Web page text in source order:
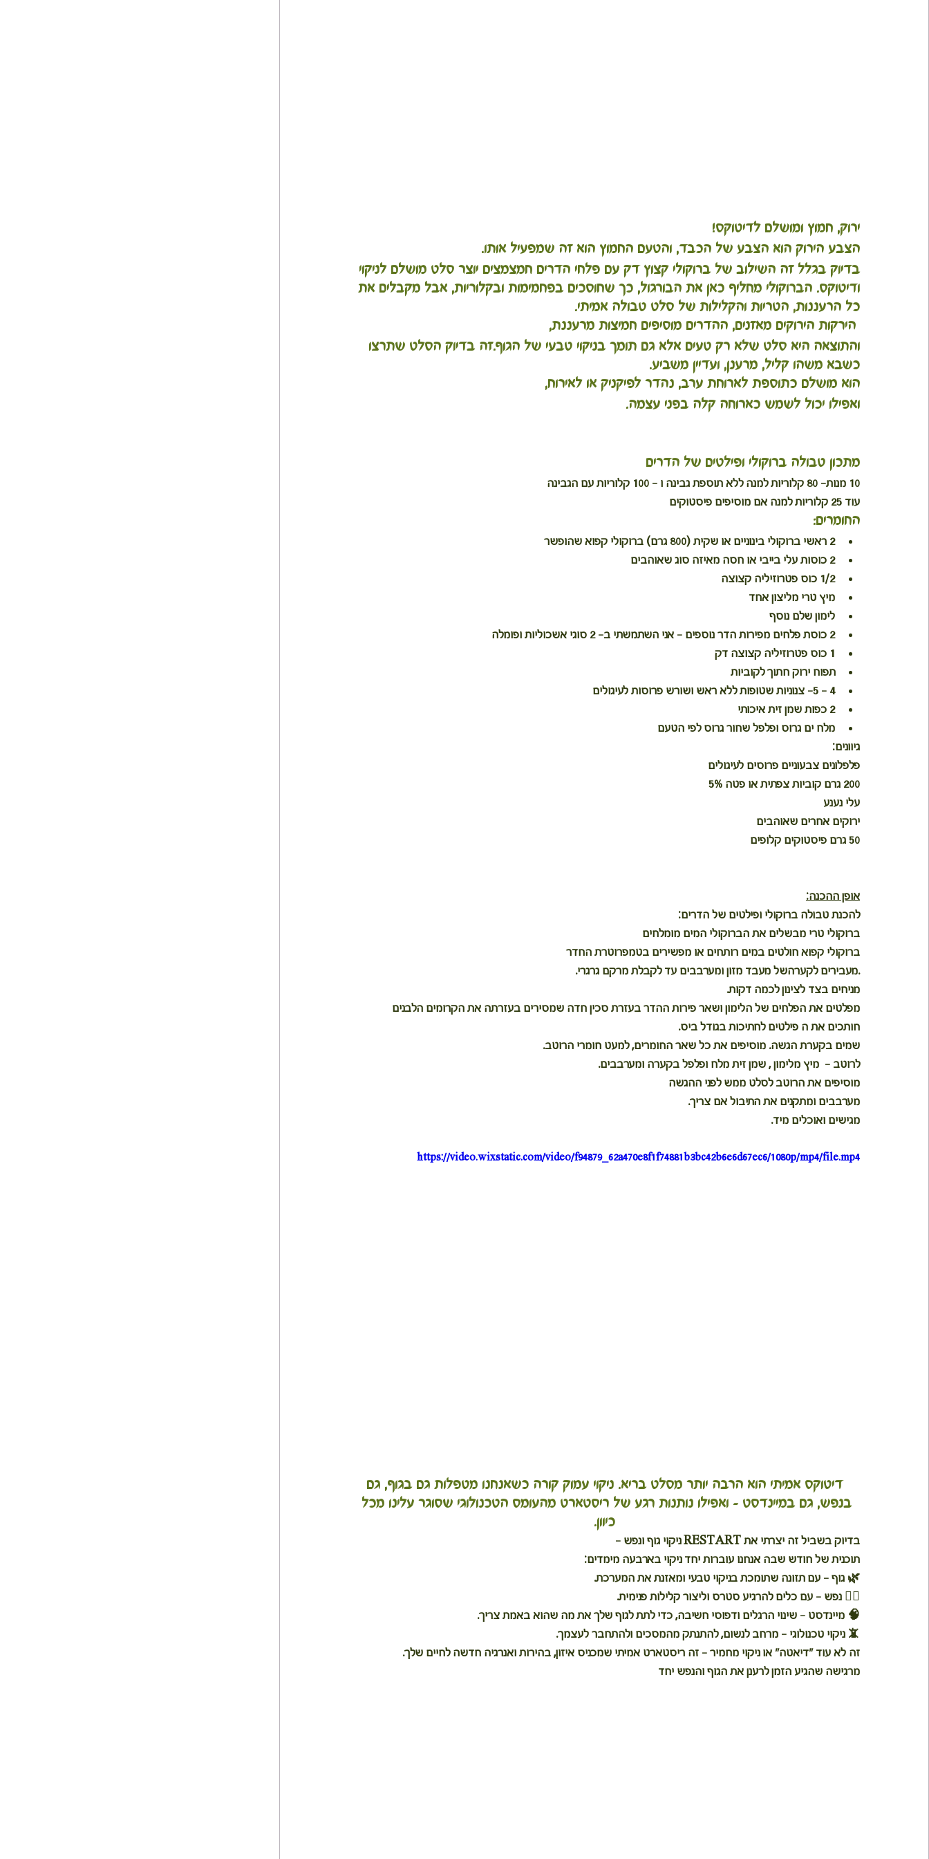
ירוק, חמוץ ומושלם לדיטוקס!
הצבע הירוק הוא הצבע של הכבד, והטעם החמוץ הוא זה שמפעיל אותו.
בדיוק בגלל זה השילוב של ברוקולי קצוץ דק עם פלחי הדרים חמצמצים יוצר סלט מושלם לניקוי
ודיטוקס. הברוקולי מחליף כאן את הבורגול, כך שחוסכים בפחמימות ובקלוריות, אבל מקבלים את
כל הרעננות, הטריות והקלילות של סלט טבולה אמיתי.
הירקות הירוקים מאזנים, ההדרים מוסיפים חמיצות מרעננת,
והתוצאה היא סלט שלא רק טעים אלא גם תומך בניקוי טבעי של הגוף.זה בדיוק הסלט שתרצו
כשבא משהו קליל, מרענן, ועדיין משביע.
הוא מושלם כתוספת לארוחת ערב, נהדר לפיקניק או לאירוח,
ואפילו יכול לשמש כארוחה קלה בפני עצמה.
מתכון טבולה ברוקולי ופילטים של הדרים
10 מנות– 80 קלוריות למנה ללא תוספת גבינה ו - 100 קלוריות עם הגבינה
עוד 25 קלוריות למנה אם מוסיפים פיסטוקים
החומרים:
2 ראשי ברוקולי בינוניים או שקית (800 גרם) ברוקולי קפוא שהופשר
2 כוסות עלי בייבי או חסה מאיזה סוג שאוהבים
1/2 כוס פטרוזיליה קצוצה
מיץ טרי מליצון אחד
לימון שלם נוסף
2 כוסת פלחים מפירות הדר נוספים - אני השתמשתי ב- 2 סוגי אשכוליות ופומלה
1 כוס פטרוזיליה קצוצה דק
תפוח ירוק חתוך לקוביות
4 - 5- צנוניות שטופות ללא ראש ושורש פרוסות לעיגולים
2 כפות שמן זית איכותי
מלח ים גרוס ופלפל שחור גרוס לפי הטעם
גיוונים:
פלפלונים צבעוניים פרוסים לעיגולים
200 גרם קוביות צפתית או פטה 5%
עלי נענע
ירוקים אחרים שאוהבים
50 גרם פיסטוקים קלופים
אופן ההכנה:
להכנת טבולה ברוקולי ופילטים של הדרים:
ברוקולי טרי מבשלים את הברוקולי המים מומלחים
ברוקולי קפוא חולטים במים רותחים או מפשירים בטמפרוטרת החדר
.מעבירים לקערהשל מעבד מזון ומערבבים עד לקבלת מרקם גרגרי.
מניחים בצד לצינון לכמה דקות.
מפלטים את הפלחים של הלימון ושאר פירות ההדר בעזרת סכין חדה שמסירים בעזרתה את הקרומים הלבנים
חותכים את ה פילטים לחתיכות בגודל ביס.
שמים בקערת הגשה. מוסיפים את כל שאר החומרים, למעט חומרי הרוטב.
לרוטב -  מיץ מלימון , שמן זית מלח ופלפל בקערה ומערבבים.
מוסיפים את הרוטב לסלט ממש לפני ההגשה
מערבבים ומתקנים את התיבול אם צריך.
מגישים ואוכלים מיד.
https://video.wixstatic.com/video/f94879_62a470e8f1f74881b3bc42b6e6d67ec6/1080p/mp4/file.mp4
דיטוקס אמיתי הוא הרבה יותר מסלט בריא. ניקוי עמוק קורה כשאנחנו מטפלות גם בגוף, גם
בנפש, גם במיינדסט – ואפילו נותנות רגע של ריסטארט מהעומס הטכנולוגי שסוגר עלינו מכל
כיוון.
בדיוק בשביל זה יצרתי את RESTART ניקוי גוף ונפש
–
תוכנית של חודש שבה אנחנו עוברות יחד ניקוי בארבעה מימדים:
🌿 גוף – עם תזונה שתומכת בניקוי טבעי ומאזנת את המערכת.
🧘‍♀️ נפש – עם כלים להרגיע סטרס וליצור קלילות פנימית.
🧠 מיינדסט – שינוי הרגלים ודפוסי חשיבה, כדי לתת לגוף שלך את מה שהוא באמת צריך.
📵 ניקוי טכנולוגי – מרחב לנשום, להתנתק מהמסכים ולהתחבר לעצמך.
זה לא עוד "דיאטה" או ניקוי מחמיר – זה ריסטארט אמיתי שמכניס איזון, בהירות ואנרגיה חדשה לחיים שלך.
מרגישה שהגיע הזמן לרענן את הגוף והנפש יחד